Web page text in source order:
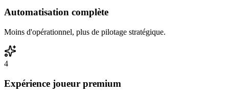
Automatisation complète
Moins d'opérationnel, plus de pilotage stratégique.
4
Expérience joueur premium